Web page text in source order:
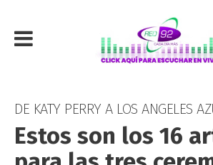
DE KATY PERRY A LOS ANGELES
Estos son los 16